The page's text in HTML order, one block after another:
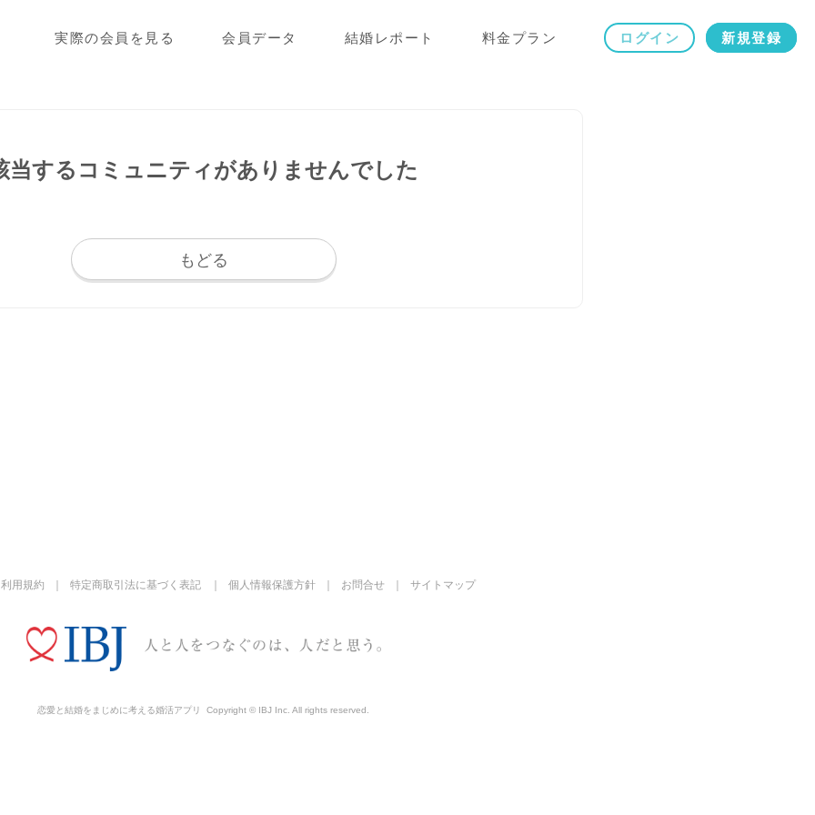
実際の会員を見る 会員データ 結婚レポート 料金プラン ログイン 新規登録
当するコミュニティがありませんでした
もどる
利用規約 特定商取引法に基づく表記 個人情報保護方針 お問合せ サイトマップ
恋愛と結婚をまじめに考える婚活アプリ Copyright © IBJ Inc. All rights reserved.